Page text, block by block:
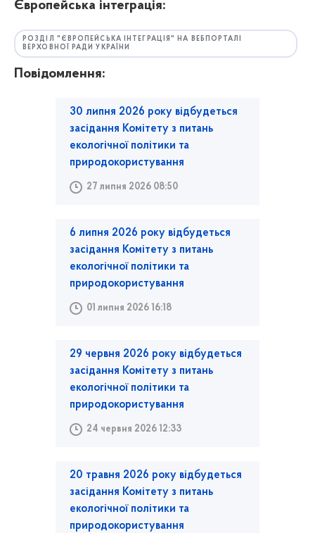
Європейська інтеграція:
РОЗДІЛ "ЄВРОПЕЙСЬКА ІНТЕГРАЦІЯ" НА ВЕБПОРТАЛІ
ВЕРХОВНОЇ РАДИ УКРАЇНИ
Повідомлення:
30 липня 2026 року відбудеться
засідання Комітету з питань
екологічної політики та
природокористування
27 липня 2026 08:50
6 липня 2026 року відбудеться
засідання Комітету з питань
екологічної політики та
природокористування
01 липня 2026 16:18
29 червня 2026 року відбудеться
засідання Комітету з питань
екологічної політики та
природокористування
24 червня 2026 12:33
20 травня 2026 року відбудеться
засідання Комітету з питань
екологічної політики та
природокористування